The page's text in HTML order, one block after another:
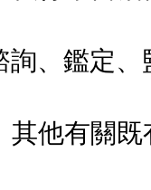
定、監理
關既有